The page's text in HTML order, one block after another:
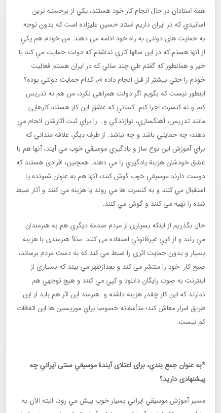
همة استادان در حال انجام كار خود هستند، يكي از برجسته ترين
اساتيدي كه در ايران داريم استاد حسين عليزاده است كه بدون توجه
به حمایت های دولتی به راه خود ادامه می دهند. من خودم هم يكي
از آنها هستم كه در اين سالها كاري نداشتم كه دولت حمايت مي كند يا
خير و همانطور كه گفتم طي چند سالي كه در ايران هستم فعاليت
خودم را حتي بيشتر از قبل انجام داده ام، كدام حمايت دولتي بوده؟
اينطور نيست كه بگويم اگر دولت همراهی نکرد، من هم نه تدريس
كنم و نه كنسرت اجرا کنم. كساني كه عاشق اين كار هستند کارهایی
مانند تدريس، آهنگسازي، نوازندگي و… را براي ثبت آثارشان انجام مي
دهند؛ چه حمايتي باشد و چه نباشد. از طرف ديگر، علاقه منداني كه
براي آموزش اين نوع ساز و يادگيري موسيقي خوب مي آيند، آنها هم با
عشق خودشان هزينة يادگيري را مي دهند. همچنین، افرادی هستند كه
دوست دارند موسيقي خوب گوش كنند، آنها هم به عنوان شنونده يا
استقبال مي كنند و به كنسرت ها مي روند يا هزينه مي كنند و آثار ضبط
شده را تهیه می کنند و گوش مي كنند.
حال بگذريم از اينكه بسیاری از مردم صدمة ديگري هم به هنرمندان
مي زنند و از كپيِ غيرقانوني استفاده می کنند. مثلاً هنرمندی با هزينه
بسیار و بدون حمايت اثري را ضبط مي كند كه به دست مردم برساند،
صبح كار خود را منتشر می کند و بعدازظهر مي بيند كه بسیاری از
اينترنت به صوت رایگان دانلود و كپي مي كنند و هيچ توجهي هم
ندارند كه اين كار چقدر هزينه داشته و هنرمند این اثر هم بايد از این
طریق امرار معاش كند؛ متأسفانه خصوصاً براي موزيسين ها اين اتفاقات
كم نيست.
*به عنوان جمع بندي، برای اعتلای آيندة موسيقي سنتی ايراني چه
پیشنهادی دارید؟
مسير آموزش موسيقي ايراني بسيار خوب پيش مي رود، البته الآن به